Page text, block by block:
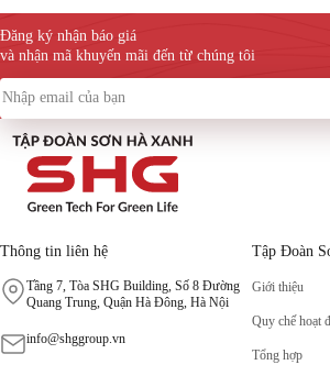
Đăng ký nhận báo giá
và nhận mã khuyến mãi đến từ chúng tôi
Thông tin liên hệ
Tầng 7, Tòa SHG Building, Số 8 Đường
Quang Trung, Quận Hà Đông, Hà Nội
info@shggroup.vn
Tập Đoàn
Giới thiệu
Quy chế hoạt
Tổng hợp